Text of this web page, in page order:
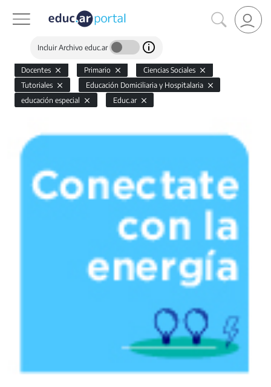
Incluir Archivo educ.ar
Docentes Primario
Ciencias Sociales
Tutoriales
Educación Domiciliaria y Hospitalaria
educación especial
Educ.ar